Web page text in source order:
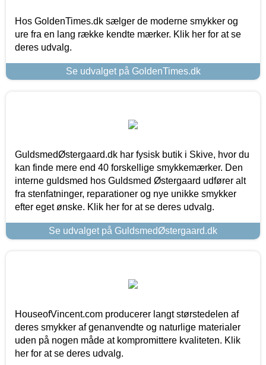
Hos GoldenTimes.dk sælger de moderne smykker og
ure fra en lang række kendte mærker. Klik her for at se
deres udvalg.
Se udvalget på GoldenTimes.dk
GuldsmedØstergaard.dk har fysisk butik i Skive, hvor du
kan finde mere end 40 forskellige smykkemærker. Den
interne guldsmed hos Guldsmed Østergaard udfører alt
fra stenfatninger, reparationer og nye unikke smykker
efter eget ønske. Klik her for at se deres udvalg.
Se udvalget på GuldsmedØstergaard.dk
HouseofVincent.com producerer langt størstedelen af
deres smykker af genanvendte og naturlige materialer
uden på nogen måde at kompromittere kvaliteten. Klik
her for at se deres udvalg.